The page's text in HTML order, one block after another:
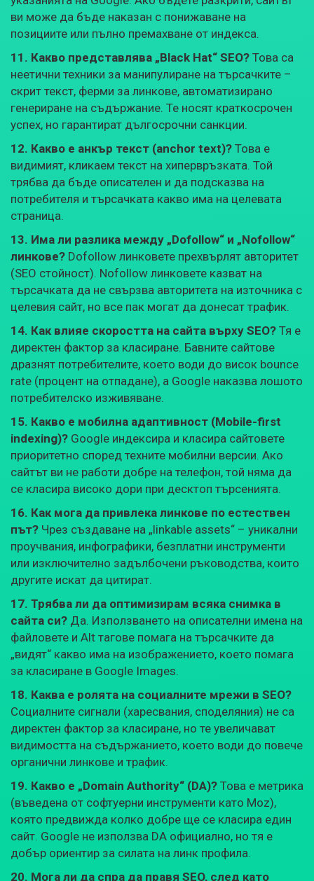
ви може да бъде наказан с понижаване на
позициите или пълно премахване от индекса.
11. Какво представлява „Black Hat“ SEO? Това са
неетични техники за манипулиране на търсачките –
скрит текст, ферми за линкове, автоматизирано
генериране на съдържание. Те носят краткосрочен
успех, но гарантират дългосрочни санкции.
12. Какво е анкър текст (anchor text)? Това е
видимият, кликаем текст на хипервръзката. Той
трябва да бъде описателен и да подсказва на
потребителя и търсачката какво има на целевата
страница.
13. Има ли разлика между „Dofollow“ и „Nofollow“
линкове? Dofollow линковете прехвърлят авторитет
(SEO стойност). Nofollow линковете казват на
търсачката да не свързва авторитета на източника с
целевия сайт, но все пак могат да донесат трафик.
14. Как влияе скоростта на сайта върху SEO? Тя е
директен фактор за класиране. Бавните сайтове
дразнят потребителите, което води до висок bounce
rate (процент на отпадане), а Google наказва лошото
потребителско изживяване.
15. Какво е мобилна адаптивност (Mobile-first
indexing)? Google индексира и класира сайтовете
приоритетно според техните мобилни версии. Ако
сайтът ви не работи добре на телефон, той няма да
се класира високо дори при десктоп търсенията.
16. Как мога да привлека линкове по естествен
път? Чрез създаване на „linkable assets“ – уникални
проучвания, инфографики, безплатни инструменти
или изключително задълбочени ръководства, които
другите искат да цитират.
17. Трябва ли да оптимизирам всяка снимка в
сайта си? Да. Използването на описателни имена на
файловете и Alt тагове помага на търсачките да
„видят“ какво има на изображението, което помага
за класиране в Google Images.
18. Каква е ролята на социалните мрежи в SEO?
Социалните сигнали (харесвания, споделяния) не са
директен фактор за класиране, но те увеличават
видимостта на съдържанието, което води до повече
органични линкове и трафик.
19. Какво е „Domain Authority“ (DA)? Това е метрика
(въведена от софтуерни инструменти като Moz),
която предвижда колко добре ще се класира един
сайт. Google не използва DA официално, но тя е
добър ориентир за силата на линк профила.
20. Мога ли да спра да правя SEO, след като